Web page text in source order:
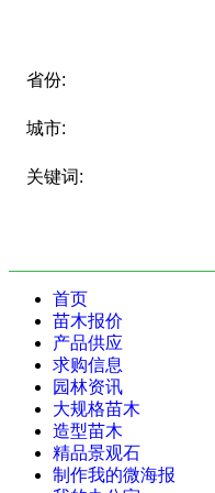
省份:
城市:
关键词:
首页
苗木报价
产品供应
求购信息
园林资讯
大规格苗木
造型苗木
精品景观石
制作我的微海报